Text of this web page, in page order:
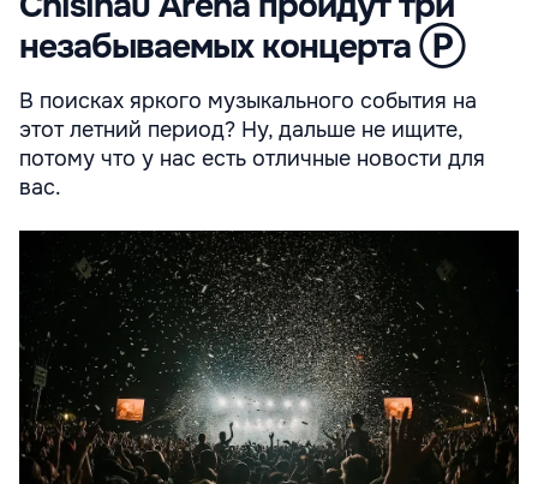
незабываемых концерта Ⓟ
В поисках яркого музыкального события на
этот летний период? Ну, дальше не ищите,
потому что у нас есть отличные новости для
вас.